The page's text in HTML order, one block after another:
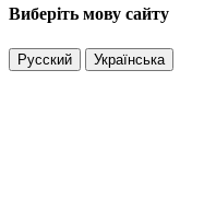
Виберіть мову сайту
Русский Українська